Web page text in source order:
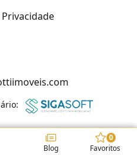
Blog
0
Favoritos